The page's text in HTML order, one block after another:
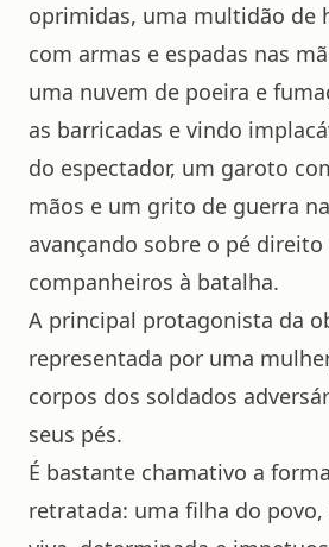
oprimidas, uma multidão de
com armas e espadas nas
uma nuvem de poeira e
as barricadas e vindo
do espectador, um garoto
mãos e um grito de guerra
avançando sobre o pé
companheiros à batalha.
A principal protagonista da
representada por uma
corpos dos soldados
seus pés.
É bastante chamativo a
retratada: uma filha do